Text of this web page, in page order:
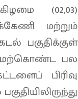
(02,03)
மற்றும்
பகுதிக்குள்
மேற்கொண்ட பல
பிரிவு